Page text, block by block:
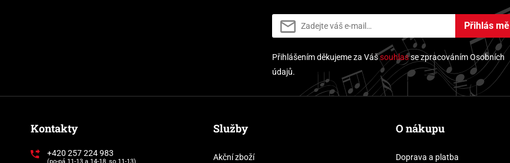
Přihlás mě
Přihlášením děkujeme za Vášsouhlasse zpracováním Osobních
údajů.
Kontakty
+420 257 224 983
(po-pá 11-13 a 14-18, so 11-13)
Služby
Akční zboží
O nákupu
Doprava a platba